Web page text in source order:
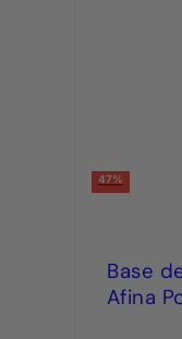
47%
Base
Afina